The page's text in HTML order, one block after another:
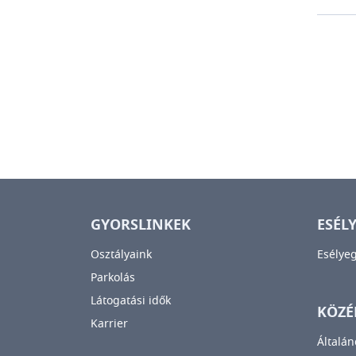
GYORSLINKEK
Osztályaink
Parkolás
Látogatási idők
Karrier